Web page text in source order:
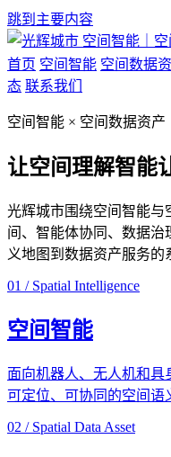
跳到主要内容
空间智能｜
首页 空间智能 空间数据
态 联系我们
空间智能 × 空间数据资产
让空间理解智能
光辉城市围绕空间智能与
间、智能体协同、数据
义地图到数据资产服务的
01 / Spatial Intelligence
空间智能
面向机器人、无人机和具
可定位、可协同的空间语
02 / Spatial Data Asset